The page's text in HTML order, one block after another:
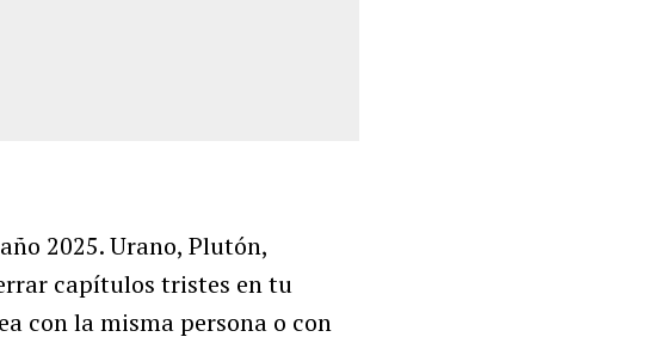
2025. Urano, Plutón,
capítulos tristes en tu
con la misma persona o con